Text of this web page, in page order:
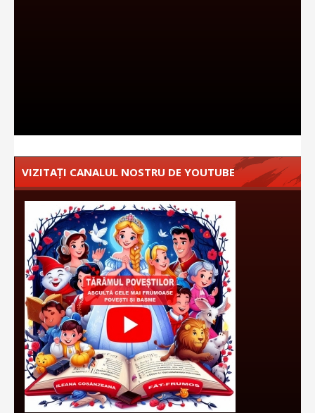
VIZITAȚI CANALUL NOSTRU DE YOUTUBE